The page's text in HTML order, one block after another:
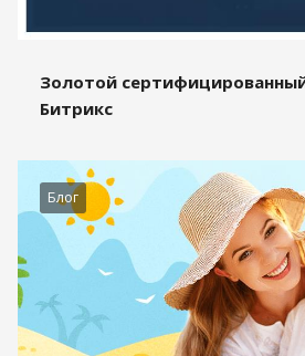
Золотой
Битрикс
Блог